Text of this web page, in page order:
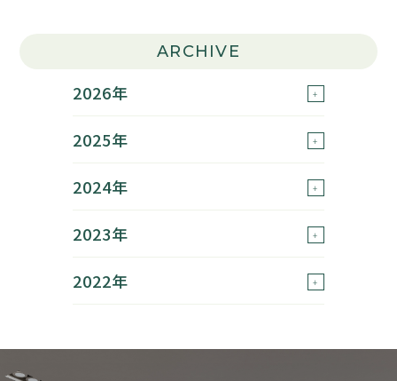
ARCHIVE
2026年
2025年
2024年
2023年
2022年